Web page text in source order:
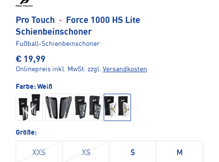
Pro Touch ·
Force 1000 HS Lite
Schienbeinschoner
Fußball-Schienbeinschoner
€ 19,99
Onlinepreis inkl. MwSt. zzgl. Versandkosten
Farbe: Weiß
Größe:
XXS XS S M